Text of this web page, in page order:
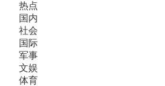
热点
国内
社会
国际
军事
文娱
体育